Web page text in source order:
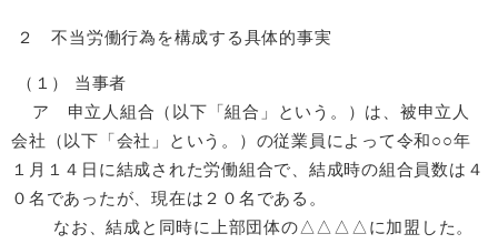
２ 不当労働行為を構成する具体的事実
（１） 当事者
ア 申立人組合（以下「組合」という。）は、被申立人
会社（以下「会社」という。）の従業員によって令和○○年
１月１４日に結成された労働組合で、結成時の組合員数は４
０名であったが、現在は２０名である。
なお、結成と同時に上部団体の△△△△に加盟した。